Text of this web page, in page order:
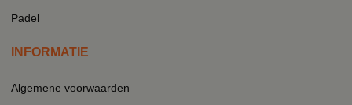
Padel
INFORMATIE
Algemene voorwaarden